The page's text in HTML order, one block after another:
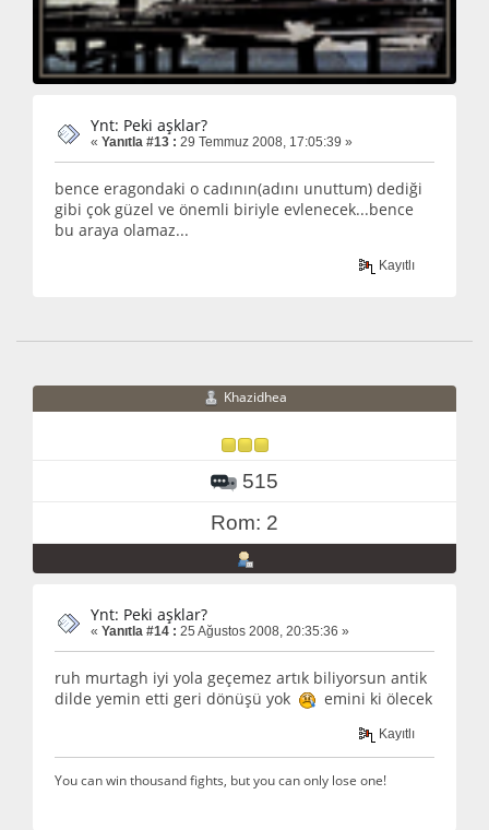
Ynt: Peki aşklar?
« Yanıtla #13 : 29 Temmuz 2008, 17:05:39 »
bence eragondaki o cadının(adını unuttum) dediği
gibi çok güzel ve önemli biriyle evlenecek...bence
bu araya olamaz...
Kayıtlı
Khazidhea
515
Rom: 2
Ynt: Peki aşklar?
« Yanıtla #14 : 25 Ağustos 2008, 20:35:36 »
ruh murtagh iyi yola geçemez artık biliyorsun antik
dilde yemin etti geri dönüşü yok
emini ki ölecek
Kayıtlı
You can win thousand fights, but you can only lose one!